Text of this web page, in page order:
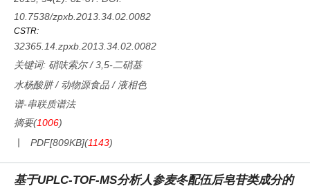
10.7538/zpxb.2013.34.02.0082
CSTR:
32365.14.zpxb.2013.34.02.0082
关键词: 硝呋索尔/3,5-二硝基
水杨酸肼/ 动物源食品 / 液相色
谱-串联质谱法
摘要(1006)
PDF[809KB](1143)
基于UPLC-TOF-MS分析人参麦冬配伍后皂苷类成分的